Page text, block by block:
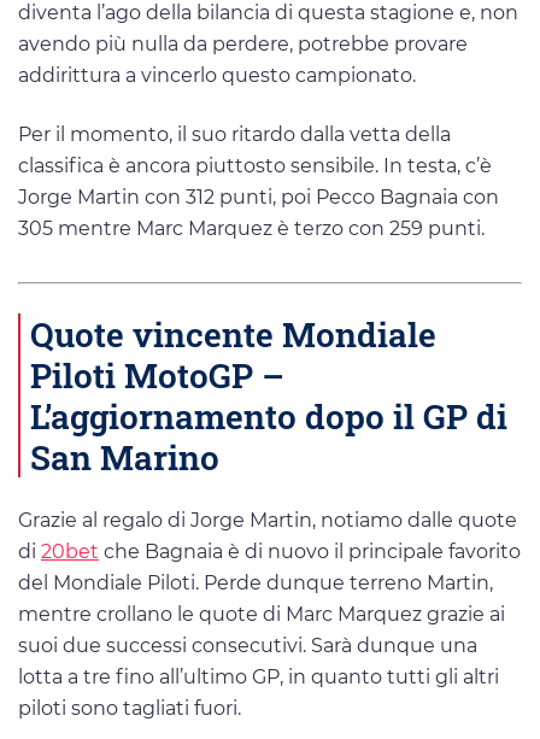
diventa l’ago della bilancia di questa stagione e, non
avendo più nulla da perdere, potrebbe provare
addirittura a vincerlo questo campionato.
Per il momento, il suo ritardo dalla vetta della
classifica è ancora piuttosto sensibile. In testa, c’è
Jorge Martin con 312 punti, poi Pecco Bagnaia con
305 mentre Marc Marquez è terzo con 259 punti.
Quote vincente Mondiale
Piloti MotoGP –
L’aggiornamento dopo il GP di
San Marino
Grazie al regalo di Jorge Martin, notiamo dalle quote
di 20bet che Bagnaia è di nuovo il principale favorito
del Mondiale Piloti. Perde dunque terreno Martin,
mentre crollano le quote di Marc Marquez grazie ai
suoi due successi consecutivi. Sarà dunque una
lotta a tre fino all’ultimo GP, in quanto tutti gli altri
piloti sono tagliati fuori.